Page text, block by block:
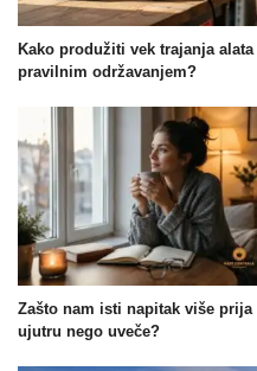
Kako produžiti vek trajanja alata
pravilnim održavanjem?
Zašto nam isti napitak više prija
ujutru nego uveče?